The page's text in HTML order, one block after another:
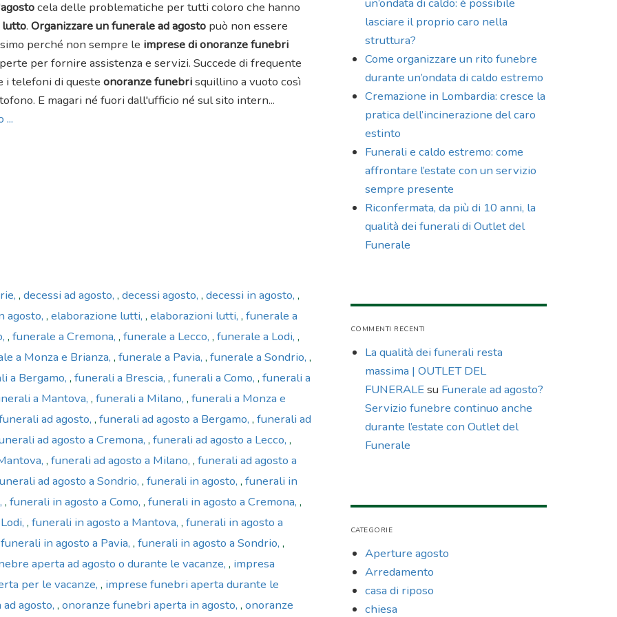
agostocela delle problematiche per tutti coloro che hanno
lutto. Organizzare un funerale ad agostopuò non essere
perché non sempre le imprese di onoranze funebri
per fornire assistenza e servizi. Succede di frequente
i telefoni di queste onoranze funebrisquillino a vuoto così
E magari né fuori dall'ufficio né sul sito intern...
...
, decessi ad agosto , decessi agosto , decessi in agosto ,
agosto , elaborazione lutti , elaborazioni lutti , funerale a
, funerale a Cremona , funerale a Lecco , funerale a Lodi ,
a Monza e Brianza , funerale a Pavia , funerale a Sondrio ,
a Bergamo , funerali a Brescia , funerali a Como , funerali a
a Mantova , funerali a Milano , funerali a Monza e
ad agosto , funerali ad agosto a Bergamo , funerali ad
ad agosto a Cremona , funerali ad agosto a Lecco ,
, funerali ad agosto a Milano , funerali ad agosto a
ad agosto a Sondrio , funerali in agosto , funerali in
, funerali in agosto a Como , funerali in agosto a Cremona ,
, funerali in agosto a Mantova , funerali in agosto a
funerali in agosto a Pavia , funerali in agosto a Sondrio ,
aperta ad agosto o durante le vacanze , impresa
per le vacanze , imprese funebri aperta durante le
agosto , onoranze funebri aperta in agosto , onoranze
lasciare il proprio caro nella
struttura?
Come organizzare un rito funebre
durante un’ondata di caldo estremo
Cremazione in Lombardia: cresce la
pratica dell’incinerazione del caro
estinto
Funerali e caldo estremo: come
affrontare l’estate con un servizio
sempre presente
Riconfermata, da più di 10 anni, la
qualità dei funerali di Outlet del
Funerale
COMMENTI RECENTI
La qualità dei funerali resta
massima | OUTLET DEL
FUNERALEsu Funerale ad agosto?
Servizio funebre continuo anche
durante l’estate con Outlet del
Funerale
CATEGORIE
Aperture agosto
Arredamento
casa di riposo
chiesa